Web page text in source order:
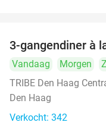
3-gangendiner à
Vandaag Morgen
TRIBE Den Haag
Den Haag
Verkocht: 342